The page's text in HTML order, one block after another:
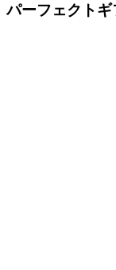
パーフェクトギ